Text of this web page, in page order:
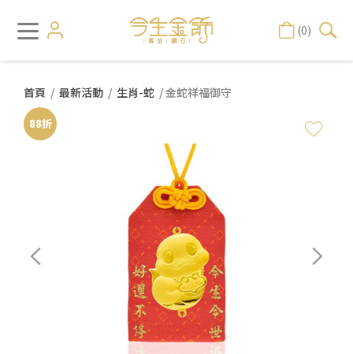
(0)
首頁 / 最新活動 / 生肖-蛇 / 金蛇祥福御守
88折